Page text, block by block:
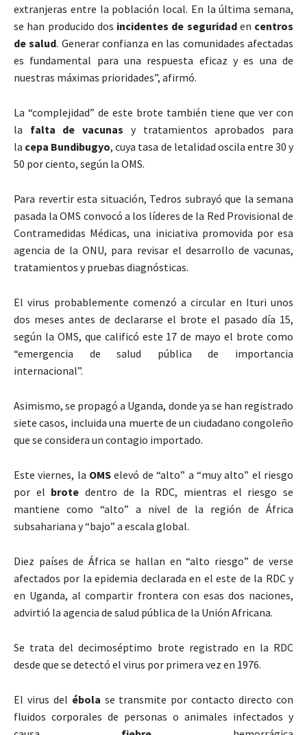
extranjeras entre la población local. En la última semana,
se han producido dos incidentes de seguridaden centros
de salud. Generar confianza en las comunidades afectadas
es fundamental para una respuesta eficaz y es una de
nuestras máximas prioridades”, afirmó.
La “complejidad” de este brote también tiene que ver con
la falta de vacunas y tratamientos aprobados para
la cepa Bundibugyo, cuya tasa de letalidad oscila entre 30 y
50 por ciento, según la OMS.
Para revertir esta situación, Tedros subrayó que la semana
pasada la OMS convocó a los líderes de la Red Provisional de
Contramedidas Médicas, una iniciativa promovida por esa
agencia de la ONU, para revisar el desarrollo de vacunas,
tratamientos y pruebas diagnósticas.
El virus probablemente comenzó a circular en Ituri unos
dos meses antes de declararse el brote el pasado día 15,
según la OMS, que calificó este 17 de mayo el brote como
“emergencia de salud pública de importancia
internacional”.
Asimismo, se propagó a Uganda, donde ya se han registrado
siete casos, incluida una muerte de un ciudadano congoleño
que se considera un contagio importado.
Este viernes, la OMS elevó de “alto” a “muy alto” el riesgo
por el brote dentro de la RDC, mientras el riesgo se
mantiene como “alto” a nivel de la región de África
subsahariana y “bajo” a escala global.
Diez países de África se hallan en “alto riesgo” de verse
afectados por la epidemia declarada en el este de la RDC y
en Uganda, al compartir frontera con esas dos naciones,
advirtió la agencia de salud pública de la Unión Africana.
Se trata del decimoséptimo brote registrado en la RDC
desde que se detectó el virus por primera vez en 1976.
El virus del ébola se transmite por contacto directo con
fluidos corporales de personas o animales infectados y